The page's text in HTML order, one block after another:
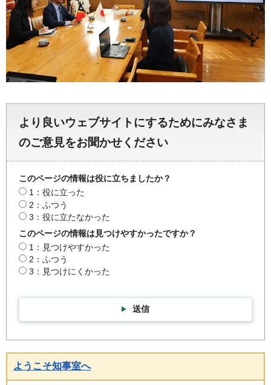
より良いウェブサイトにするためにみなさま
のご意見をお聞かせください
このページの情報は役に立ちましたか？
1：役に立った
2：ふつう
3：役に立たなかった
このページの情報は見つけやすかったですか？
1：見つけやすかった
2：ふつう
3：見つけにくかった
送信
ようこそ知事室へ